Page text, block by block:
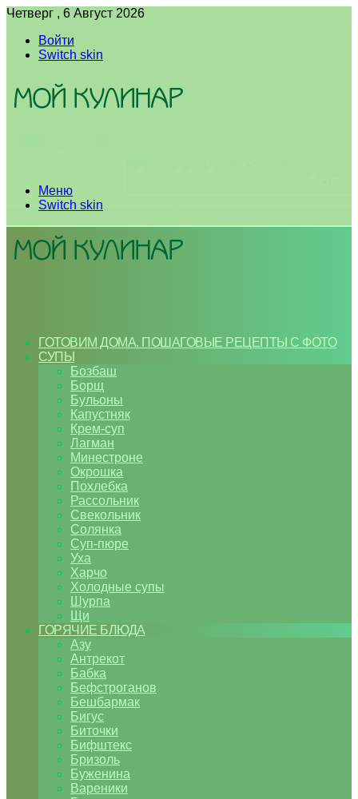
Четверг , 6 Август 2026
Войти
Switch skin
Меню
Switch skin
ГОТОВИМ ДОМА. ПОШАГОВЫЕ РЕЦЕПТЫ С ФОТО
СУПЫ
Бозбаш
Борщ
Бульоны
Капустняк
Крем-суп
Лагман
Минестроне
Окрошка
Похлебка
Рассольник
Свекольник
Солянка
Суп-пюре
Уха
Харчо
Холодные супы
Шурпа
Щи
ГОРЯЧИЕ БЛЮДА
Азу
Антрекот
Бабка
Бефстроганов
Бешбармак
Бигус
Биточки
Бифштекс
Бризоль
Буженина
Вареники